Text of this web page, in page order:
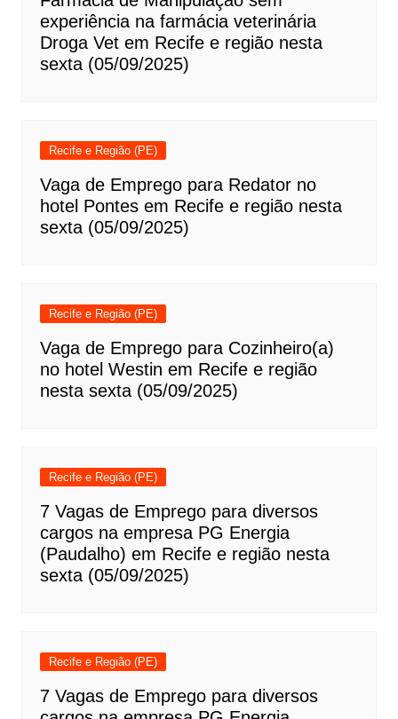
experiência na farmácia veterinária
Droga Vet em Recife e região nesta
sexta (05/09/2025)
Recife e Região (PE)
Vaga de Emprego para Redator no
hotel Pontes em Recife e região nesta
sexta (05/09/2025)
Recife e Região (PE)
Vaga de Emprego para Cozinheiro(a)
no hotel Westin em Recife e região
nesta sexta (05/09/2025)
Recife e Região (PE)
7 Vagas de Emprego para diversos
cargos na empresa PG Energia
(Paudalho) em Recife e região nesta
sexta (05/09/2025)
Recife e Região (PE)
7 Vagas de Emprego para diversos